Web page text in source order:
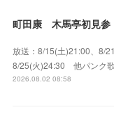
放送：8/15(土)21:00、8/
8/25(火)24:30 他パンク
2026.08.02 08:58